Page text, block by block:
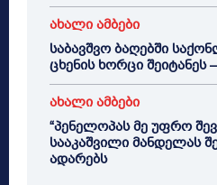
ახალი ამბები
საბავშვო ბაღებში
ცხენის ხორცი შეიტანეს
ახალი ამბები
“პენელოპას მე უფრო
სააკაშვილი მანდელას
ადარებს